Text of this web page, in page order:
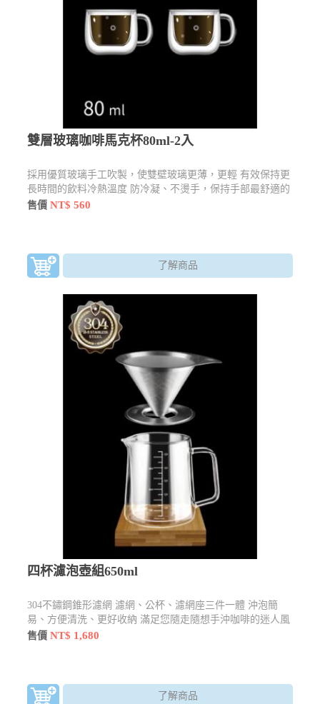
雙層玻璃咖啡馬克杯80ml-2入
採用優質玻璃手工吹製，使雙壁玻璃更薄，更輕 有效保持更
長時間的飲料冷熱溫度 防冷凝、不燙手，保持手部最舒適的
觸感
售價NT$ 560
了解商品
四杯濾泡壺組650ml
304不鏽鋼錐形濾網 濾網、公杯、濾網座三件一體 沖泡簡
易、方便清洗、更好收納 滿足您隨走隨想手沖咖啡的迷人風
味
售價NT$ 1,680
了解商品